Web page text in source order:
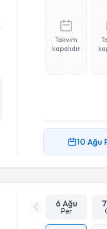
Takvim
kapalıdır
10 Ağu
6 Ağu
Per